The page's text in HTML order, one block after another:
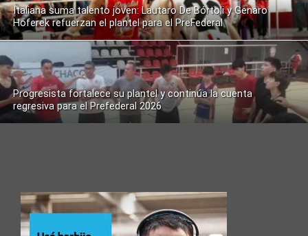
Italiana suma talento joven: Lautaro De Bórtoli y Genaro
Hoferek refuerzan el plantel para el PreFederal
Progresista fortalece su plantel y continúa la cuenta
regresiva para el Prefederal 2026